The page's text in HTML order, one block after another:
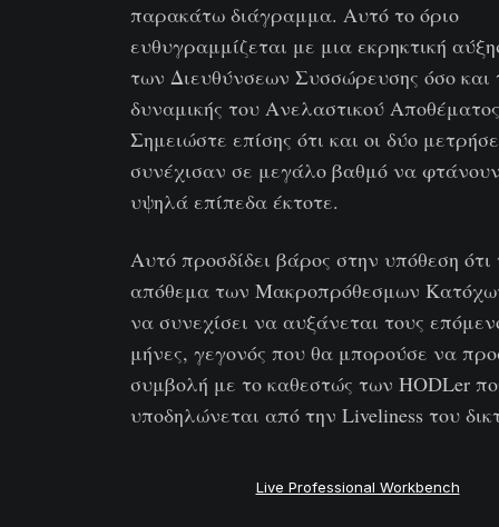
παρακάτω διάγραμμα. Αυτό το όριο
ευθυγραμμίζεται με μια εκρηκτική
των Διευθύνσεων Συσσώρευσης όσο και
δυναμικής του Ανελαστικού
Σημειώστε επίσης ότι και οι δύο
συνέχισαν σε μεγάλο βαθμό να
υψηλά επίπεδα έκτοτε.
Αυτό προσδίδει βάρος στην υπόθεση ότι
απόθεμα των Μακροπρόθεσμων
να συνεχίσει να αυξάνεται τους
μήνες, γεγονός που θα μπορούσε να
συμβολή με το καθεστώς των HODLer
υποδηλώνεται από την Liveliness του
Live Professional Workbench